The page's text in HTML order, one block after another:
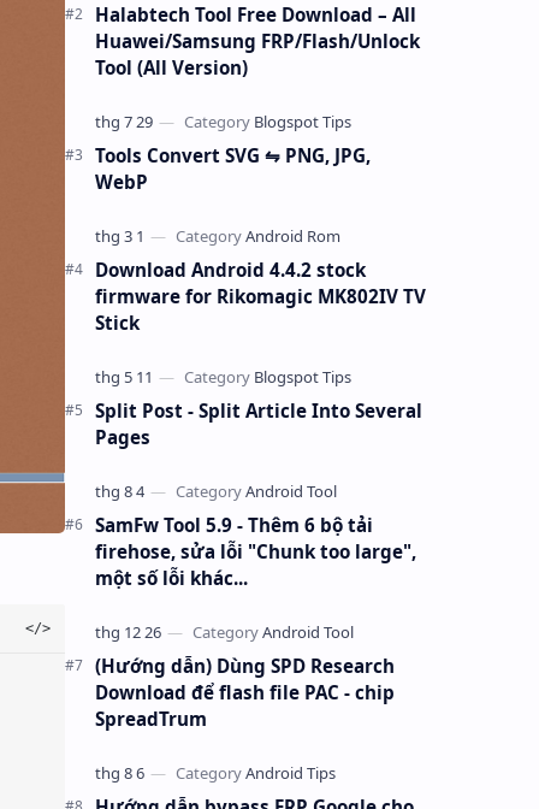
Halabtech Tool Free Download – All
Huawei/Samsung FRP/Flash/Unlock
Tool (All Version)
Tools Convert SVG ⇋ PNG, JPG,
WebP
Download Android 4.4.2 stock
firmware for Rikomagic MK802IV TV
Stick
Split Post - Split Article Into Several
Pages
SamFw Tool 5.9 - Thêm 6 bộ tải
firehose, sửa lỗi "Chunk too large",
một số lỗi khác...
(Hướng dẫn) Dùng SPD Research
Download để flash file PAC - chip
SpreadTrum